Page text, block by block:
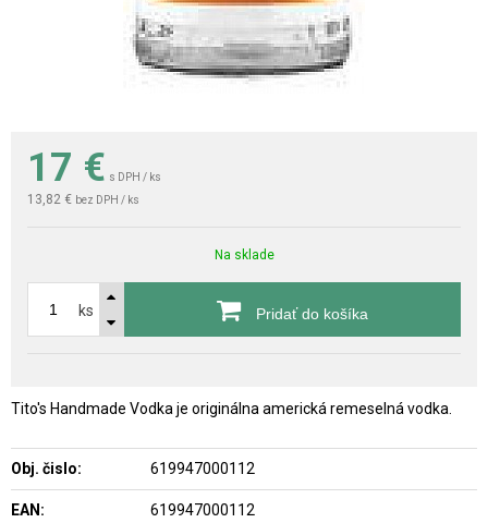
17 € s DPH / ks
13,82 € bez DPH / ks
Na sklade
ks Pridať do košíka
Tito's Handmade Vodka je originálna americká remeselná vodka.
Obj. čislo: 619947000112
EAN: 619947000112